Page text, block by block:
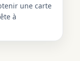
une carte
à